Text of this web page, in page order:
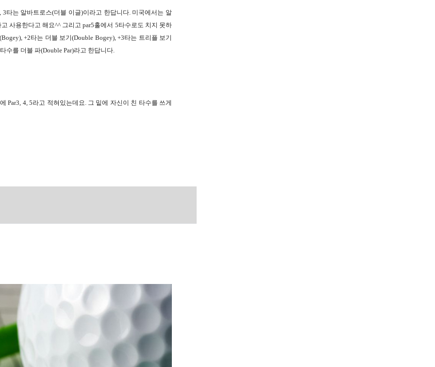
타는 알바트로스(더블 이글)이라고 한답니다. 미국에서는 알
사용한다고 해요^^ 그리고 par5홀에서 5타수로도 치지 못하
+2타는 더블 보기(Double Bogey), +3타는 트리플 보기
수를 더블 파(Double Par)라고 한답니다.
Par3, 4, 5라고 적혀있는데요. 그 밑에 자신이 친 타수를 쓰게